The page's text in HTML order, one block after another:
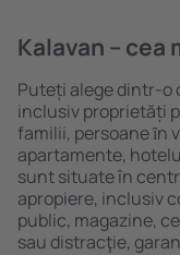
Kalavan – cea
Puteți alege dintr-o
inclusiv proprietăți
familii, persoane ȋn
apartamente,
sunt situate în
apropiere, inclusiv
public, magazine,
sau distracţie,